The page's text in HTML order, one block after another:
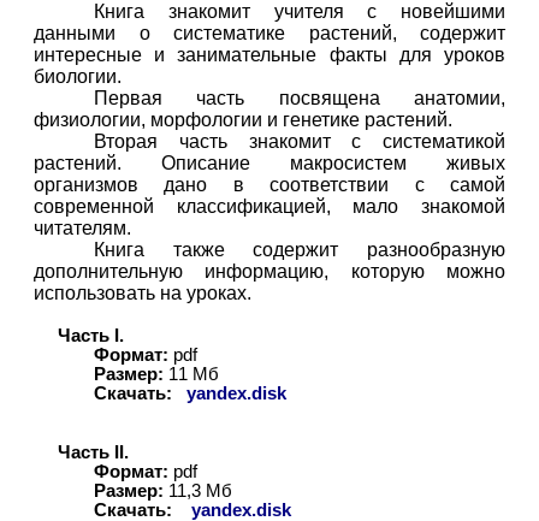
Книга знакомит учителя с новейшими
данными о систематике растений, содержит
интересные и занимательные факты для уроков
биологии.
Первая часть посвящена анатомии,
физиологии, морфологии и генетике растений.
Вторая часть знакомит с систематикой
растений. Описание макросистем живых
организмов дано в соответствии с самой
современной классификацией, мало знакомой
читателям.
Книга также содержит разнообразную
дополнительную информацию, которую можно
использовать на уроках.
Часть .
Формат: pdf
Размер: 11 Мб
Скачать:
yandex.disk
Часть
.
Формат: pdf
Размер: 11,3 Мб
Скачать:
yandex.disk